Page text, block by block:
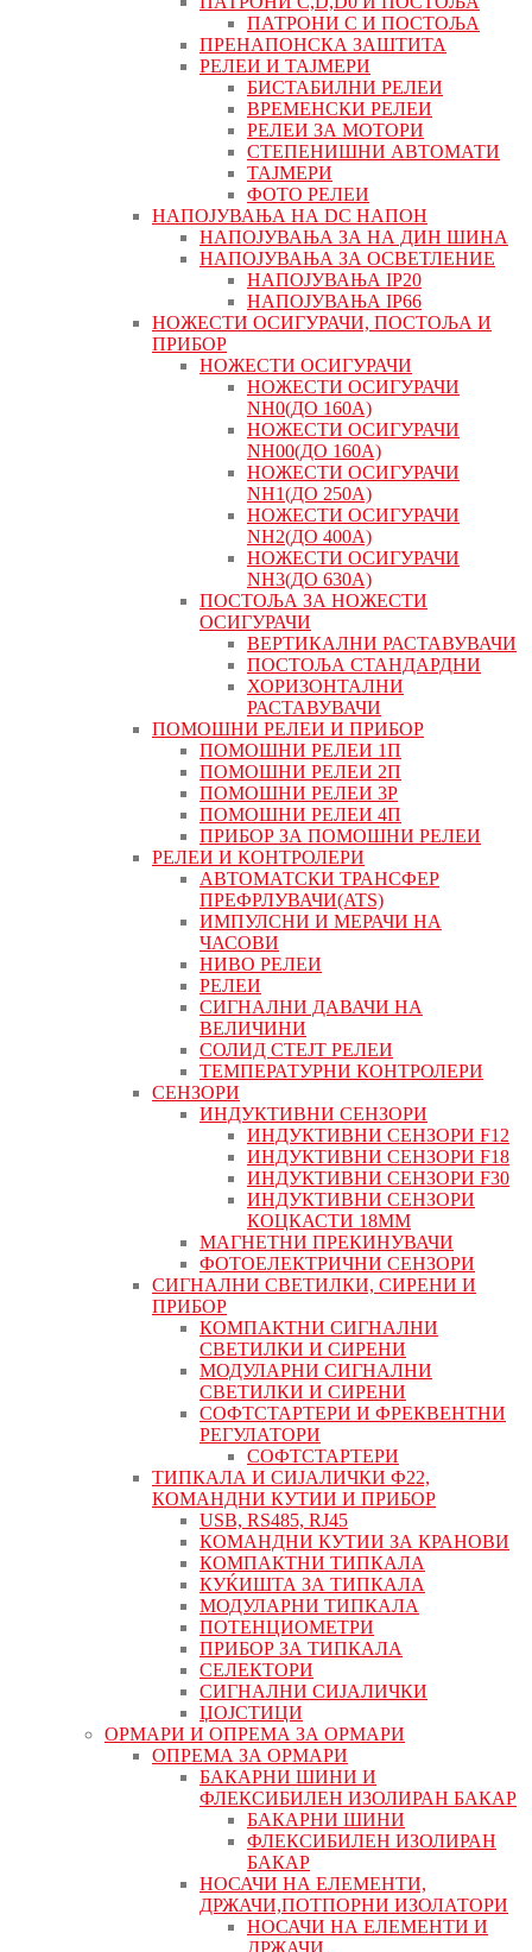
ПАТРОНИ C И ПОСТОЉА
ПРЕНАПОНСКА ЗАШТИТА
РЕЛЕИ И ТАЈМЕРИ
БИСТАБИЛНИ РЕЛЕИ
ВРЕМЕНСКИ РЕЛЕИ
РЕЛЕИ ЗА МОТОРИ
СТЕПЕНИШНИ АВТОМАТИ
ТАЈМЕРИ
ФОТО РЕЛЕИ
НАПОЈУВАЊА НА DC НАПОН
НАПОЈУВАЊА ЗА НА ДИН ШИНА
НАПОЈУВАЊА ЗА ОСВЕТЛЕНИЕ
НАПОЈУВАЊА IP20
НАПОЈУВАЊА IP66
НОЖЕСТИ ОСИГУРАЧИ, ПОСТОЉА И
ПРИБОР
НОЖЕСТИ ОСИГУРАЧИ
НОЖЕСТИ ОСИГУРАЧИ
NH0(ДО 160А)
НОЖЕСТИ ОСИГУРАЧИ
NH00(ДО 160А)
НОЖЕСТИ ОСИГУРАЧИ
NH1(ДО 250А)
НОЖЕСТИ ОСИГУРАЧИ
NH2(ДО 400А)
НОЖЕСТИ ОСИГУРАЧИ
NH3(ДО 630А)
ПОСТОЉА ЗА НОЖЕСТИ
ОСИГУРАЧИ
ВЕРТИКАЛНИ РАСТАВУВАЧИ
ПОСТОЉА СТАНДАРДНИ
ХОРИЗОНТАЛНИ
РАСТАВУВАЧИ
ПОМОШНИ РЕЛЕИ И ПРИБОР
ПОМОШНИ РЕЛЕИ 1П
ПОМОШНИ РЕЛЕИ 2П
ПОМОШНИ РЕЛЕИ 3P
ПОМОШНИ РЕЛЕИ 4П
ПРИБОР ЗА ПОМОШНИ РЕЛЕИ
РЕЛЕИ И КОНТРОЛЕРИ
АВТОМАТСКИ ТРАНСФЕР
ПРЕФРЛУВАЧИ(ATS)
ИМПУЛСНИ И МЕРАЧИ НА
ЧАСОВИ
НИВО РЕЛЕИ
РЕЛЕИ
СИГНАЛНИ ДАВАЧИ НА
ВЕЛИЧИНИ
СОЛИД СТЕЈТ РЕЛЕИ
ТЕМПЕРАТУРНИ КОНТРОЛЕРИ
СЕНЗОРИ
ИНДУКТИВНИ СЕНЗОРИ
ИНДУКТИВНИ СЕНЗОРИ F12
ИНДУКТИВНИ СЕНЗОРИ F18
ИНДУКТИВНИ СЕНЗОРИ F30
ИНДУКТИВНИ СЕНЗОРИ
КОЦКАСТИ 18ММ
МАГНЕТНИ ПРЕКИНУВАЧИ
ФОТОЕЛЕКТРИЧНИ СЕНЗОРИ
СИГНАЛНИ СВЕТИЛКИ, СИРЕНИ И
ПРИБОР
КОМПАКТНИ СИГНАЛНИ
СВЕТИЛКИ И СИРЕНИ
МОДУЛАРНИ СИГНАЛНИ
СВЕТИЛКИ И СИРЕНИ
СОФТСТАРТЕРИ И ФРЕКВЕНТНИ
РЕГУЛАТОРИ
СОФТСТАРТЕРИ
ТИПКАЛА И СИЈАЛИЧКИ Ф22,
КОМАНДНИ КУТИИ И ПРИБОР
USB, RS485, RJ45
КОМАНДНИ КУТИИ ЗА КРАНОВИ
КОМПАКТНИ ТИПКАЛА
КУЌИШТА ЗА ТИПКАЛА
МОДУЛАРНИ ТИПКАЛА
ПОТЕНЦИОМЕТРИ
ПРИБОР ЗА ТИПКАЛА
СЕЛЕКТОРИ
СИГНАЛНИ СИЈАЛИЧКИ
ЏОЈСТИЦИ
ОРМАРИ И ОПРЕМА ЗА ОРМАРИ
ОПРЕМА ЗА ОРМАРИ
БАКАРНИ ШИНИ И
ФЛЕКСИБИЛЕН ИЗОЛИРАН БАКАР
БАКАРНИ ШИНИ
ФЛЕКСИБИЛЕН ИЗОЛИРАН
БАКАР
НОСАЧИ НА ЕЛЕМЕНТИ,
ДРЖАЧИ,ПОТПОРНИ ИЗОЛАТОРИ
НОСАЧИ НА ЕЛЕМЕНТИ И
ДРЖАЧИ